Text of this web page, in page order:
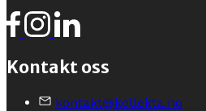
Kontakt oss
kontakt@kollekta.no